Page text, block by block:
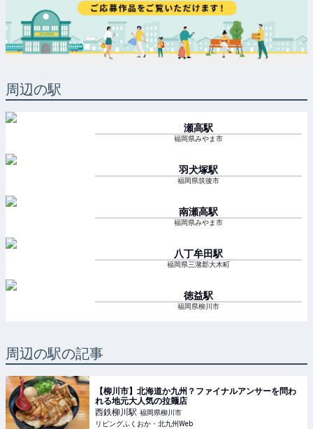
周辺の駅
瀬高駅
福岡県みやま市
羽犬塚駅
福岡県筑後市
南瀬高駅
福岡県みやま市
八丁牟田駅
福岡県三潴郡大木町
徳益駅
福岡県柳川市
周辺の駅の記事
【柳川市】北海道か九州？ファイナルアンサーを問わ
れる地元大人気の拉麺店
西鉄柳川駅 福岡県柳川市
リビングふくおか・北九州Web